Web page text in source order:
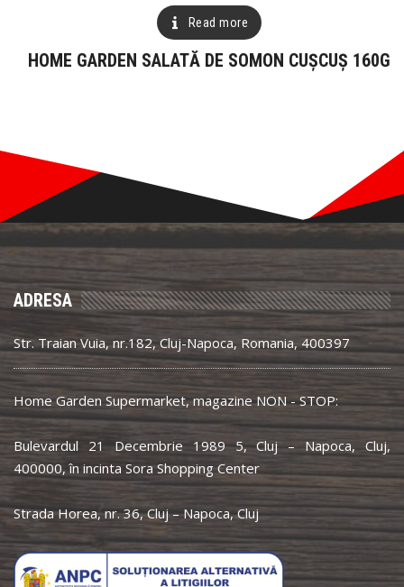
Read more
HOME GARDEN SALATĂ DE SOMON CUȘCUȘ 160G
ADRESA
Str. Traian Vuia, nr.182, Cluj-Napoca, Romania, 400397
Home Garden Supermarket, magazine NON - STOP:
Bulevardul 21 Decembrie 1989 5, Cluj – Napoca, Cluj,
400000, în incinta Sora Shopping Center
Strada Horea, nr. 36, Cluj – Napoca, Cluj